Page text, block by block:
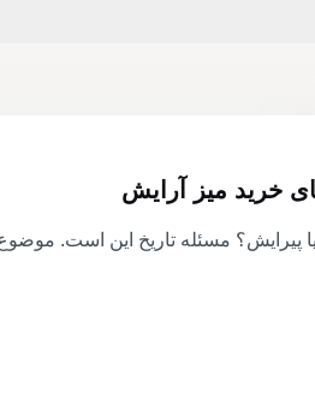
خرید میز آرایش
پیرایش؟ مسئله تاریخ این است.